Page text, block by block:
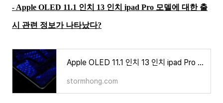
- Apple OLED 11.1 인치 13 인치 ipad Pro 모델에 대한 출
시 관련 정보가 나타났다?
Apple OLED 11.1 인치 13 인치 ipad Pro 모델에 대한 출시 관련 정보가 나타났다?
stormhong.com